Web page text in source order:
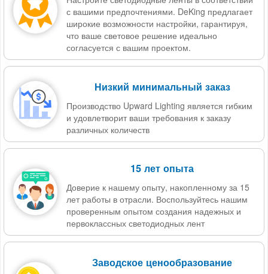
с вашими предпочтениями. DeKing предлагает
широкие возможности настройки, гарантируя,
что ваше световое решение идеально
согласуется с вашим проектом.
Низкий минимальный заказ
Производство Upward Lighting является гибким
и удовлетворит ваши требования к заказу
различных количеств
15 лет опыта
Доверие к нашему опыту, накопленному за 15
лет работы в отрасли. Воспользуйтесь нашим
проверенным опытом создания надежных и
первоклассных светодиодных лент
Заводское ценообразование